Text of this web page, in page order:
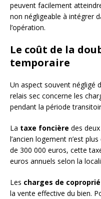
peuvent facilement
non négligeable à intégrer
l’opération.
Le coût de la
temporaire
Un aspect souvent négligé
relais sec concerne les
pendant la période
La taxe foncière des
l’ancien logement n’est
de 300 000 euros, cette
euros annuels selon la
Les charges de
la vente effective du bien.